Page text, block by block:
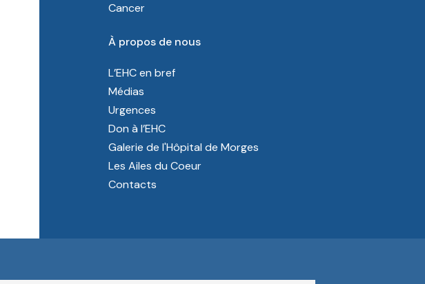
Cancer
À propos de nous
L’EHC en bref
Médias
Urgences
Don à l’EHC
Galerie de l'Hôpital de Morges
Les Ailes du Coeur
Contacts